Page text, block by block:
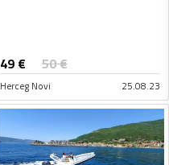
49 € 50€
Herceg Novi 25.08.23